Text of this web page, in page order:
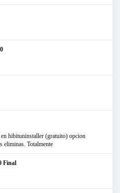
hibituninstaller (gratuito) opcion
eliminas. Totalmente
Final